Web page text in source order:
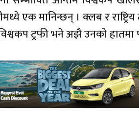
एक मानिन्छन् । क्लब र
ट्रफी भने अझै उनको हातमा